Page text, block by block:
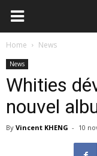
Home News
News
Whities
nouvel
By Vincent KHENG - 10